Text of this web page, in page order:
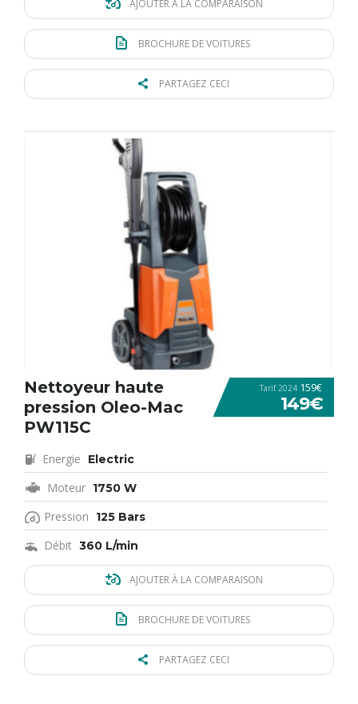
AJOUTER À LA COMPARAISON
BROCHURE DE VOITURES
PARTAGEZ CECI
Tarif 2024 159€
149€
Nettoyeur haute
pression Oleo-Mac
PW115C
Energie Electric
Moteur 1750 W
Pression 125 Bars
Débit 360 L/min
AJOUTER À LA COMPARAISON
BROCHURE DE VOITURES
PARTAGEZ CECI